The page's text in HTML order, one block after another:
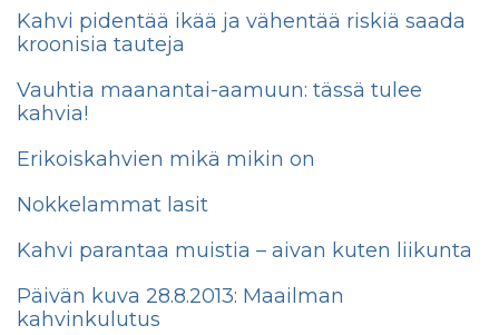
Kahvi pidentää ikää ja vähentää riskiä saada
kroonisia tauteja
Vauhtia maanantai-aamuun: tässä tulee
kahvia!
Erikoiskahvien mikä mikin on
Nokkelammat lasit
Kahvi parantaa muistia – aivan kuten liikunta
Päivän kuva 28.8.2013: Maailman
kahvinkulutus